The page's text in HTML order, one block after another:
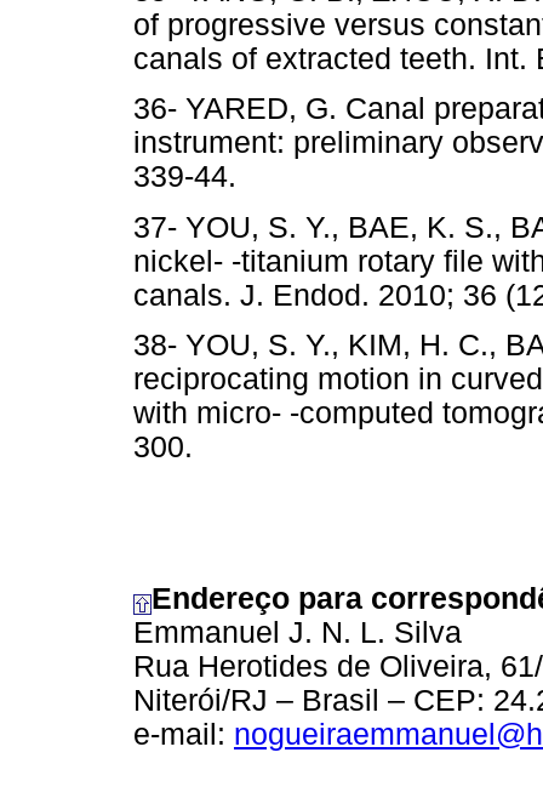
of progressive versus
canals of extracted teeth. Int.
36- YARED, G. Canal
instrument: preliminary
339-44.
37- YOU, S. Y., BAE, K. S.,
nickel- -titanium rotary file
canals. J. Endod. 2010; 36
38- YOU, S. Y., KIM, H. C.,
reciprocating motion in
with micro- -computed
300.
Endereço para
Emmanuel J. N. L. Silva
Rua Herotides de Oliveira,
Niterói/RJ – Brasil – CEP:
e-mail: